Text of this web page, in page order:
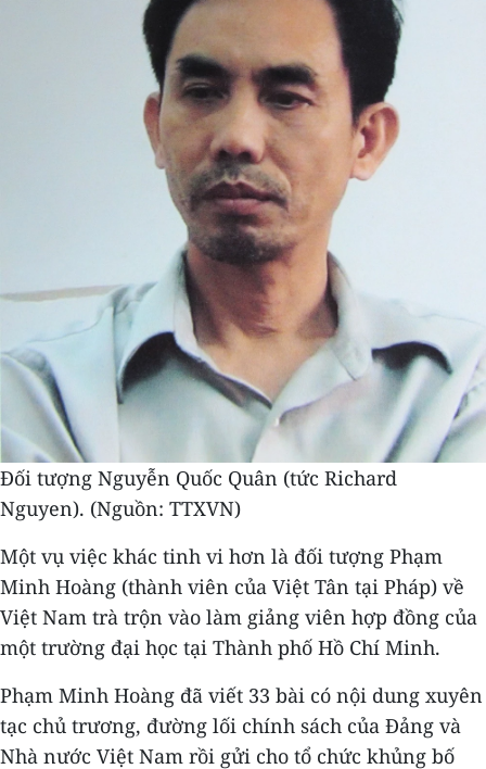
Đối tượng Nguyễn Quốc Quân (tức Richard
Nguyen). (Nguồn: TTXVN)
Một vụ việc khác tinh vi hơn là đối tượng Phạm
Minh Hoàng (thành viên của Việt Tân tại Pháp) về
Việt Nam trà trộn vào làm giảng viên hợp đồng của
một trường đại học tại Thành phố Hồ Chí Minh.
Phạm Minh Hoàng đã viết 33 bài có nội dung xuyên
tạc chủ trương, đường lối chính sách của Đảng và
Nhà nước Việt Nam rồi gửi cho tổ chức khủng bố